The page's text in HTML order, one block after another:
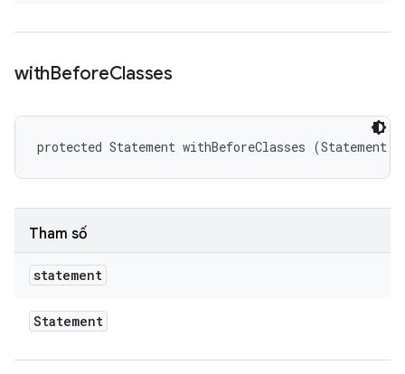
withBeforeClasses
protected Statement withBeforeClasses (Statement
Tham số
statement
Statement